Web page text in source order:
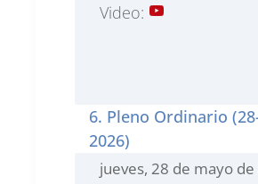
Video:
6. Pleno Ordinario
2026)
jueves, 28 de mayo